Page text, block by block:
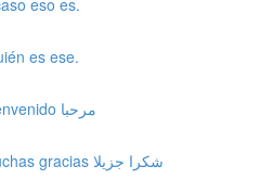
es ese.
15. Expresión: Bienvenido مرحبا
16. Expresión: Muchas gracias شكرا جزيلا